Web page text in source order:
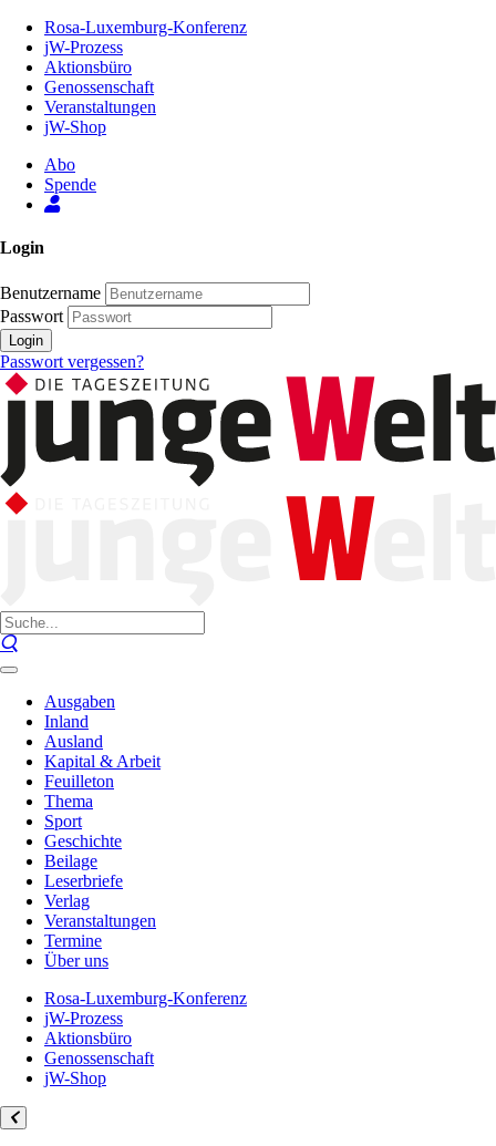
Inhalt
Seite
Rosa-Luxemburg-Konferenz
jW-Prozess
Aktionsbüro
Genossenschaft
Veranstaltungen
jW-Shop
Abo
Spende
Login
Benutzername
Passwort
Login
Passwort vergessen?
Ausgaben
Inland
Ausland
Kapital & Arbeit
Feuilleton
Thema
Sport
Geschichte
Beilage
Leserbriefe
Verlag
Veranstaltungen
Termine
Über uns
Rosa-Luxemburg-Konferenz
jW-Prozess
Aktionsbüro
Genossenschaft
jW-Shop